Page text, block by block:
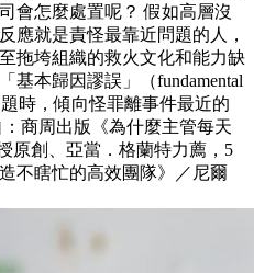
會怎麼處置呢？ 假如高層沒
應就是責怪最靠近問題的人，
拖垮組織的救火文化和能力缺
基本歸因謬誤」（fundamental
時，傾向怪罪離事件最近的
商周出版《為什麼主管每天
原創、亞當．格蘭特力薦，5
不瞎忙的高效團隊》／尼爾